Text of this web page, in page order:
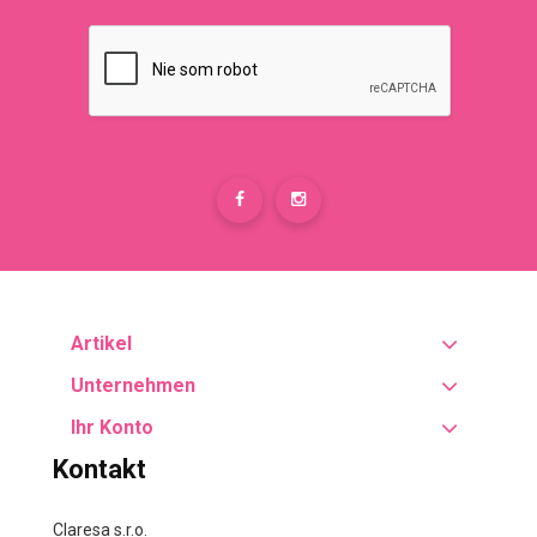
Artikel
Unternehmen
Ihr Konto
Kontakt
Claresa s.r.o.